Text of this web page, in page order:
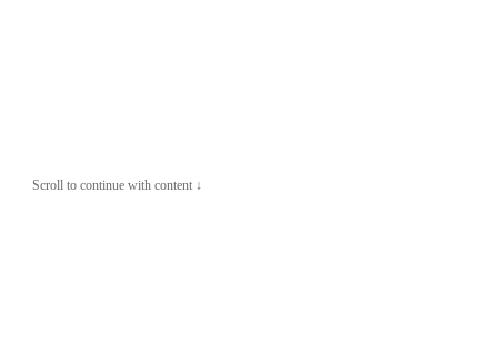
Scroll to continue with content ↓